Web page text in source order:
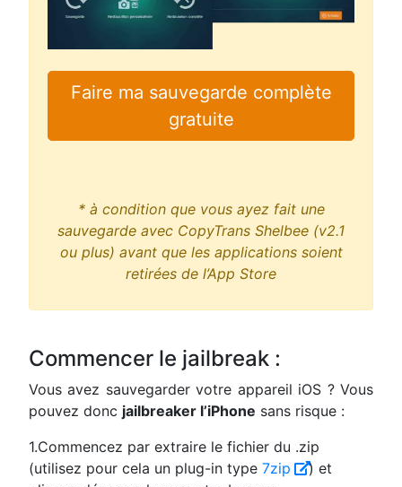
Faire ma sauvegarde complète
gratuite
* à condition que vous ayez fait une
sauvegarde avec CopyTrans Shelbee (v2.1
ou plus) avant que les applications soient
retirées de l’App Store
Commencer le jailbreak :
Vous avez sauvegarder votre appareil iOS ? Vous
pouvez donc jailbreaker l’iPhone sans risque :
1.Commencez par extraire le fichier du .zip
(utilisez pour cela un plug-in type 7zip
) et